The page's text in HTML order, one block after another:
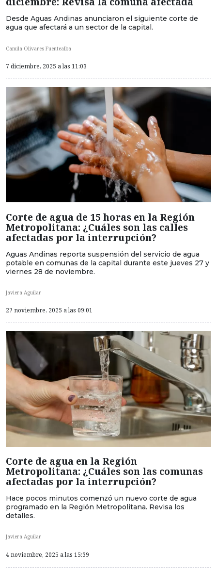
Desde Aguas Andinas anunciaron el siguiente corte de
agua que afectará a un sector de la capital.
Camila Olivares Fuentealba
7 diciembre, 2025 a las 11:03
Corte de agua de 15 horas en la Región
Metropolitana: ¿Cuáles son las calles
afectadas por la interrupción?
Aguas Andinas reporta suspensión del servicio de agua
potable en comunas de la capital durante este jueves 27 y
viernes 28 de noviembre.
Javiera Aguilar
27 noviembre, 2025 a las 09:01
Corte de agua en la Región
Metropolitana: ¿Cuáles son las comunas
afectadas por la interrupción?
Hace pocos minutos comenzó un nuevo corte de agua
programado en la Región Metropolitana. Revisa los
detalles.
Javiera Aguilar
4 noviembre, 2025 a las 15:39